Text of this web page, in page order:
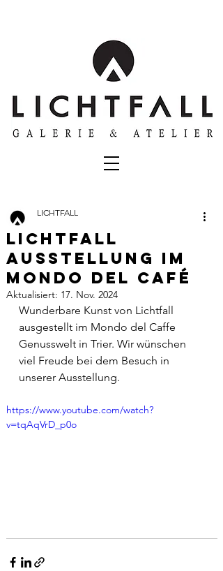
Lichtfall
Ausstellung im
Mondo del Café
LICHTFALL
Aktualisiert: 17. Nov. 2024
Wunderbare Kunst von Lichtfall
ausgestellt im Mondo del Caffe
Genusswelt in Trier. Wir wünschen
viel Freude bei dem Besuch in
unserer Ausstellung.
https://www.youtube.com/watch?
v=tqAqVrD_p0o